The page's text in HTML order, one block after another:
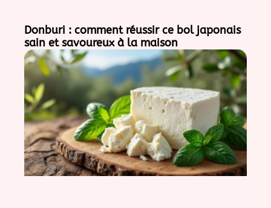
Donburi : comment réussir ce bol japonais
sain et savoureux à la maison